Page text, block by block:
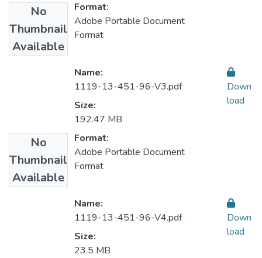
No
Thumbnail
Available
Format:
Adobe Portable Document
Format
No
Thumbnail
Available
Name:
1119-13-451-96-V3.pdf
Size:
192.47 MB
Format:
Adobe Portable Document
Format
Down
load
Name:
1119-13-451-96-V4.pdf
Size:
23.5 MB
Down
load